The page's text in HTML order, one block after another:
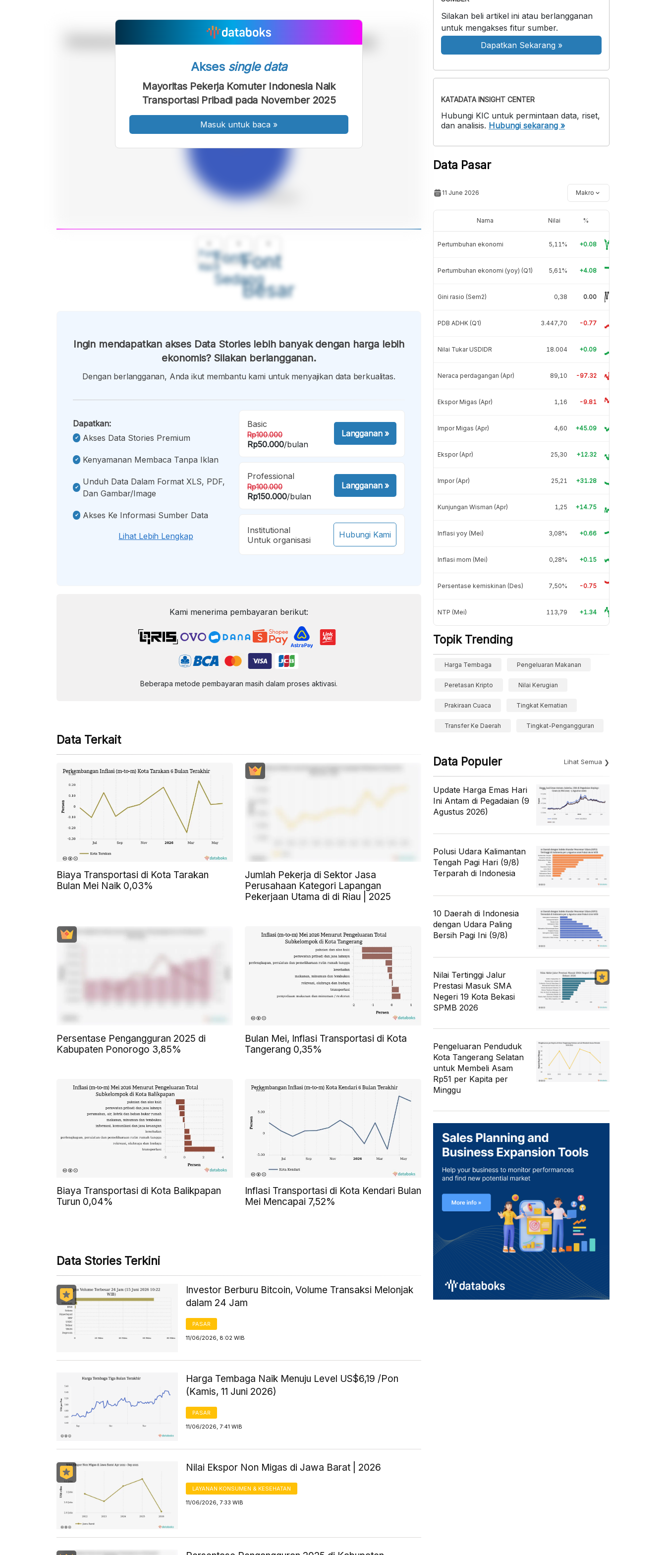
Font
Kecil
Font
Sedang
Font
Besar
Akses single data
Mayoritas Pekerja Komuter Indonesia Naik
Transportasi Pribadi pada November 2025
Masuk untuk baca »
Ingin mendapatkan akses Data Stories lebih banyak dengan harga lebih
ekonomis? Silakan berlangganan.
Dengan berlangganan, Anda ikut membantu kami untuk menyajikan data berkualitas.
Dapatkan:
Akses Data Stories Premium
Kenyamanan Membaca Tanpa Iklan
Unduh Data Dalam Format XLS, PDF,
Dan Gambar/image
Akses Ke Informasi Sumber Data
Lihat Lebih Lengkap
Basic
Rp100.000
Rp50.000/bulan
Langganan»
Professional
Rp100.000
Rp150.000/bulan
Langganan»
Institutional
Untuk organisasi
Hubungi Kami
Kami menerima pembayaran berikut:
Beberapa metode pembayaran masih dalam proses aktivasi.
Data Terkait
Biaya Transportasi di Kota Tarakan
Bulan Mei Naik 0,03%
Jumlah Pekerja di Sektor Jasa
Perusahaan Kategori Lapangan
Pekerjaan Utama di di Riau | 2025
Persentase Pengangguran 2025 di
Kabupaten Ponorogo 3,85%
Bulan Mei, Inflasi Transportasi di Kota
Tangerang 0,35%
Biaya Transportasi di Kota Balikpapan
Turun 0,04%
Inflasi Transportasi di Kota Kendari Bulan
Mei Mencapai 7,52%
Data Stories Terkini
Investor Berburu Bitcoin, Volume Transaksi Melonjak
dalam 24 Jam
PASAR
11/06/2026, 8:02 WIB
Harga Tembaga Naik Menuju Level US$6,19 /Pon
(Kamis, 11 Juni 2026)
PASAR
11/06/2026, 7:41 WIB
Nilai Ekspor Non Migas di Jawa Barat | 2026
LAYANAN KONSUMEN & KESEHATAN
11/06/2026, 7:33 WIB
Silakan beli artikel ini atau berlangganan
untuk mengakses fitur sumber.
Dapatkan Sekarang »
KATADATA INSIGHT CENTER
Hubungi KIC untuk permintaan data, riset,
dan analisis. Hubungi sekarang »
Data Pasar
11 June 2026 Makro
Nama Nilai %
Pertumbuhan ekonomi 5,11% +0.08
Pertumbuhan ekonomi (yoy) (Q1) 5,61% +4.08
Gini rasio (Sem2) 0,38 0.00
PDB ADHK (Q1) 3.447,70 -0.77
Nilai Tukar USDIDR 18.004 +0.09
Neraca perdagangan (Apr) 89,10 -97.32
Ekspor Migas (Apr) 1,16 -9.81
Impor Migas (Apr) 4,60 +45.09
Ekspor (Apr) 25,30 +12.32
Impor (Apr) 25,21 +31.28
Kunjungan Wisman (Apr) 1,25 +14.75
Inflasi yoy (Mei) 3,08% +0.66
Inflasi mom (Mei) 0,28% +0.15
Persentase kemiskinan (Des) 7,50% -0.75
NTP (Mei) 113,79 +1.34
Topik Trending
Harga Tembaga Pengeluaran Makanan
Peretasan Kripto Nilai Kerugian
Prakiraan Cuaca Tingkat Kematian
Transfer Ke Daerah Tingkat-Pengangguran
Data Populer Lihat Semua
Update Harga Emas Hari
Ini Antam di Pegadaian (9
Agustus 2026)
Polusi Udara Kalimantan
Tengah Pagi Hari (9/8)
Terparah di Indonesia
10 Daerah di Indonesia
dengan Udara Paling
Bersih Pagi Ini (9/8)
Nilai Tertinggi Jalur
Prestasi Masuk SMA
Negeri 19 Kota Bekasi
SPMB 2026
Pengeluaran Penduduk
Kota Tangerang Selatan
untuk Membeli Asam
Rp51 per Kapita per
Minggu